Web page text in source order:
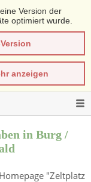
Version der
optimiert wurde.
anzeigen
in Burg /
"Zeltplatz